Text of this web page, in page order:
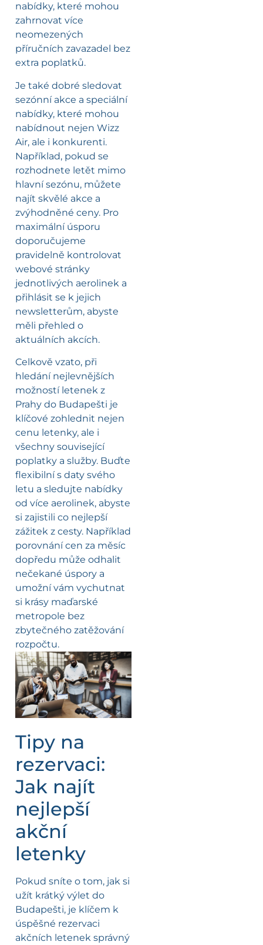
nabídky, které mohou
zahrnovat více
neomezených
příručních zavazadel bez
extra poplatků.
Je také dobré sledovat
sezónní akce a speciální
nabídky, které mohou
nabídnout nejen Wizz
Air, ale i konkurenti.
Například, pokud se
rozhodnete letět mimo
hlavní sezónu, můžete
najít skvělé akce a
zvýhodněné ceny. Pro
maximální úsporu
doporučujeme
pravidelně kontrolovat
webové stránky
jednotlivých aerolinek a
přihlásit se k jejich
newsletterům, abyste
měli přehled o
aktuálních akcích.
Celkově vzato, při
hledání nejlevnějších
možností letenek z
Prahy do Budapešti je
klíčové zohlednit nejen
cenu letenky, ale i
všechny související
poplatky a služby. Buďte
flexibilní s daty svého
letu a sledujte nabídky
od více aerolinek, abyste
si zajistili co nejlepší
zážitek z cesty. Například
porovnání cen za měsíc
dopředu může odhalit
nečekané úspory a
umožní vám vychutnat
si krásy maďarské
metropole bez
zbytečného zatěžování
rozpočtu.
Tipy na
rezervaci:
Jak najít
nejlepší
akční
letenky
Pokud sníte o tom, jak si
užít krátký výlet do
Budapešti, je klíčem k
úspěšné rezervaci
akčních letenek správný